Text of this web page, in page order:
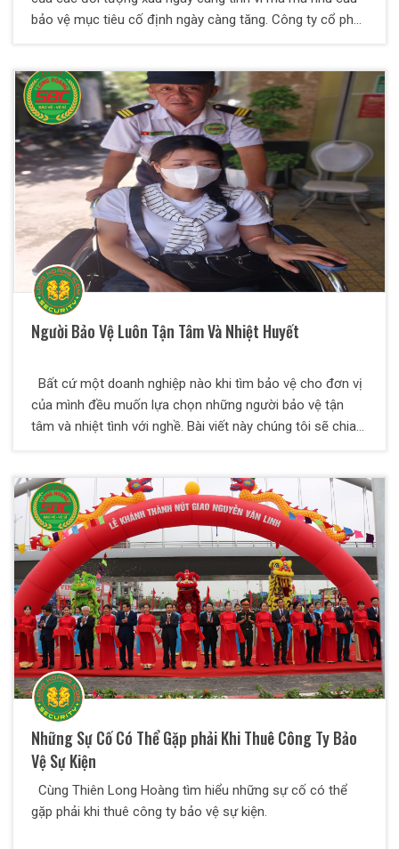
bảo vệ mục tiêu cố định ngày càng tăng. Công ty cổ phần
Người Bảo Vệ Luôn Tận Tâm Và Nhiệt Huyết
Bất cứ một doanh nghiệp nào khi tìm bảo vệ cho đơn vị
của mình đều muốn lựa chọn những người bảo vệ tận
tâm và nhiệt tình với nghề. Bài viết này chúng tôi sẽ chia
chọn cho mình những nhân viên bảo vệ chất lượng nhất.
Những Sự Cố Có Thể Gặp phải Khi Thuê Công Ty Bảo
Vệ Sự Kiện
Cùng Thiên Long Hoàng tìm hiểu những sự cố có thể
gặp phải khi thuê công ty bảo vệ sự kiện.